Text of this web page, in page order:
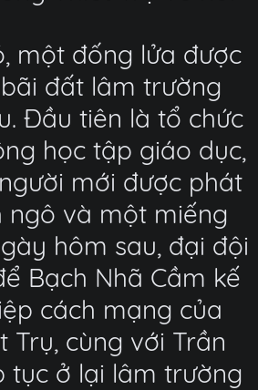
một đống lửa được
đất lâm trường
Đầu tiên là tổ chức
học tập giáo dục,
mới được phát
ngô và một miếng
hôm sau, đại đội
Bạch Nhã Cầm kế
cách mạng của
Trụ, cùng với Trần
tục ở lại lâm trường